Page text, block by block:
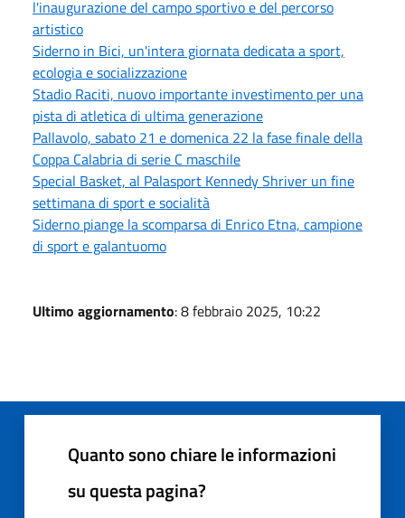
l'inaugurazione del campo sportivo e del percorso
artistico
Siderno in Bici, un'intera giornata dedicata a sport,
ecologia e socializzazione
Stadio Raciti, nuovo importante investimento per una
pista di atletica di ultima generazione
Pallavolo, sabato 21 e domenica 22 la fase finale della
Coppa Calabria di serie C maschile
Special Basket, al Palasport Kennedy Shriver un fine
settimana di sport e socialità
Siderno piange la scomparsa di Enrico Etna, campione
di sport e galantuomo
Ultimo aggiornamento: 8 febbraio 2025, 10:22
Quanto sono chiare le informazioni
su questa pagina?